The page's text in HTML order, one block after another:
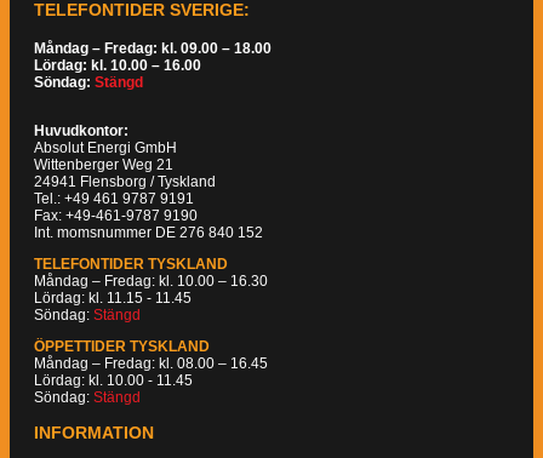
TELEFONTIDER SVERIGE:
Måndag – Fredag: kl. 09.00 – 18.00
Lördag: kl. 10.00 – 16.00
Söndag: Stängd
Huvudkontor:
Absolut Energi GmbH
Wittenberger Weg 21
24941 Flensborg / Tyskland
Tel.: +49 461 9787 9191
Fax: +49-461-9787 9190
Int. momsnummer DE 276 840 152
TELEFONTIDER TYSKLAND
Måndag – Fredag: kl. 10.00 – 16.30
Lördag: kl. 11.15 - 11.45
Söndag: Stängd
ÖPPETTIDER TYSKLAND
Måndag – Fredag: kl. 08.00 – 16.45
Lördag: kl. 10.00 - 11.45
Söndag: Stängd
INFORMATION